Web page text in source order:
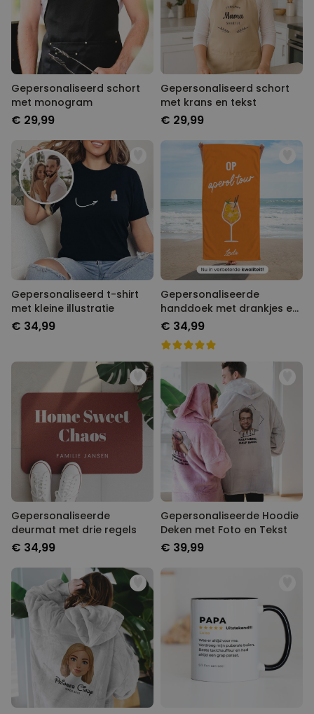
Gepersonaliseerd schort
met monogram
€ 29,99
Gepersonaliseerd schort
met krans en tekst
€ 29,99
Gepersonaliseerd t-shirt
met kleine illustratie
€ 34,99
Gepersonaliseerde
handdoek met drankjes en
tekst
€ 34,99
Gepersonaliseerde
deurmat met drie regels
€ 34,99
Gepersonaliseerde Hoodie
Deken met Foto en Tekst
€ 39,99